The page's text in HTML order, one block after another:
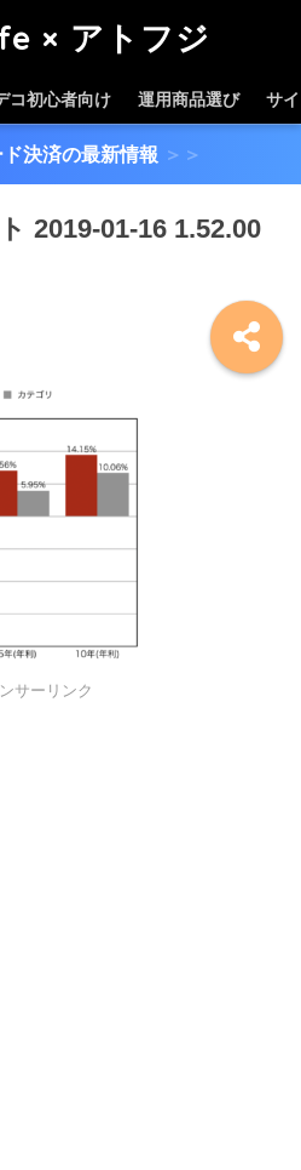
× アトフジ
コ初心者向け 運用商品選び サ
決済の最新情報 ＞＞
2019-01-16 1.52.00
サーリンク